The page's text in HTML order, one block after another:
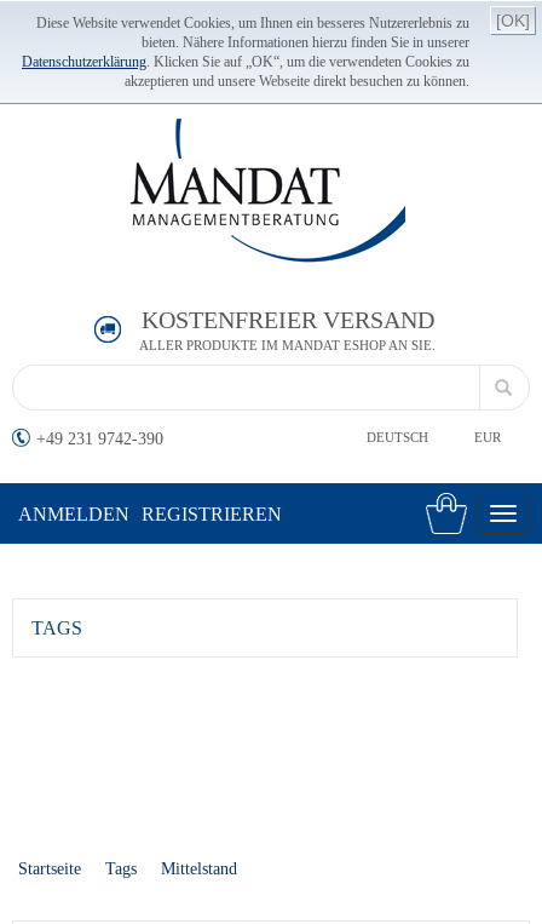
Diese Website verwendet Cookies, um Ihnen ein besseres Nutzererlebnis zu
bieten. Nähere Informationen hierzu finden Sie in unserer
Datenschutzerklärung. Klicken Sie auf „OK“, um die verwendeten Cookies zu
akzeptieren und unsere Webseite direkt besuchen zu können.
[OK]
KOSTENFREIER VERSAND
ALLER PRODUKTE IM MANDAT ESHOP AN SIE.
+49 231 9742-390 DEUTSCH EUR
ANMELDEN REGISTRIEREN
TAGS
Startseite Tags Mittelstand